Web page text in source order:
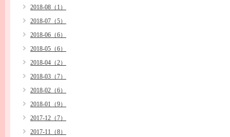
2018-08（1）
2018-07（5）
2018-06（6）
2018-05（6）
2018-04（2）
2018-03（7）
2018-02（6）
2018-01（9）
2017-12（7）
2017-11（8）